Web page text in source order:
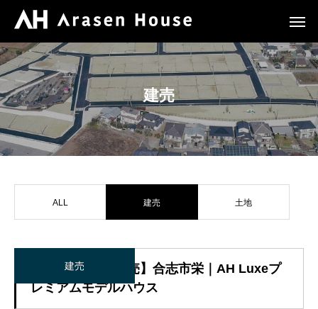
建売
ALL 建売 土地
建売
【合志市_新築建売】合志市栄｜AH Luxeプ
レミアムモデルハウス